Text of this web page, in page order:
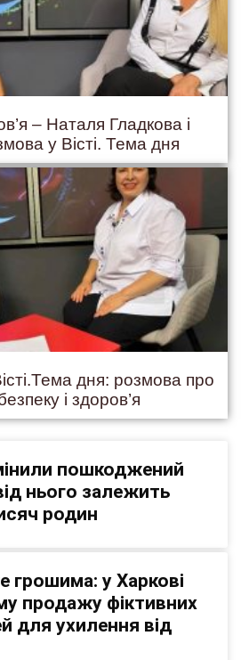
– Наталя Гладкова і
у Вісті. Тема дня
дня: розмова про
і здоров’я
пошкоджений
нього залежить
родин
грошима: у Харкові
продажу фіктивних
для ухилення від